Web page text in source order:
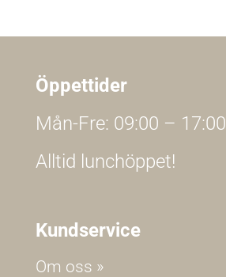
Öppettider
Mån-Fre: 09:00 – 17:00
Alltid lunchöppet!
Kundservice
Om oss »